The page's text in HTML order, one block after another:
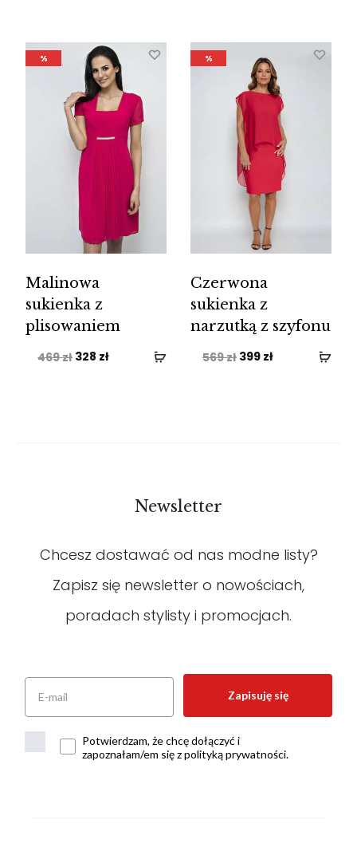
%
Malinowa
sukienka z
plisowaniem
469złPierwotna
328 złAktualna
%
Czerwona
sukienka z
narzutką z szyfonu
569zł Pierwotna
399 złAktualna
Newsletter
Chcesz dostawać od nas modne listy?
Zapisz się newsletter o nowościach,
poradach stylisty i promocjach.
Zapisuję się
Potwierdzam, że chcę dołączyć i
zapoznałam/em się z polityką prywatności.